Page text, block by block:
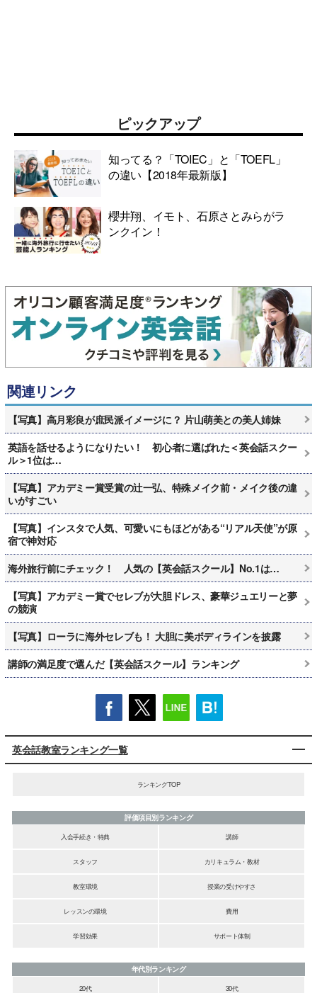
ピックアップ
知ってる？「TOIEC」と「TOEFL」
の違い【2018年最新版】
櫻井翔、イモト、石原さとみらがラ
ンクイン！
関連リンク
【写真】高月彩良が庶民派イメージに？ 片山萌美との美人姉妹
英語を話せるようになりたい！ 初心者に選ばれた＜英会話スクー
ル＞1位は…
【写真】アカデミー賞受賞の辻一弘、特殊メイク前・メイク後の違
いがすごい
【写真】インスタで人気、可愛いにもほどがある“リアル天使”が原
宿で神対応
海外旅行前にチェック！ 人気の【英会話スクール】No.1は…
【写真】アカデミー賞でセレブが大胆ドレス、豪華ジュエリーと夢
の競演
【写真】ローラに海外セレブも！ 大胆に美ボディラインを披露
講師の満足度で選んだ【英会話スクール】ランキング
英会話教室ランキング一覧
ランキングTOP
評価項目別ランキング
入会手続き・特典
講師
スタッフ カリキュラム・教材
教室環境 授業の受けやすさ
レッスンの環境 費用
学習効果 サポート体制
年代別ランキング
20代
30代